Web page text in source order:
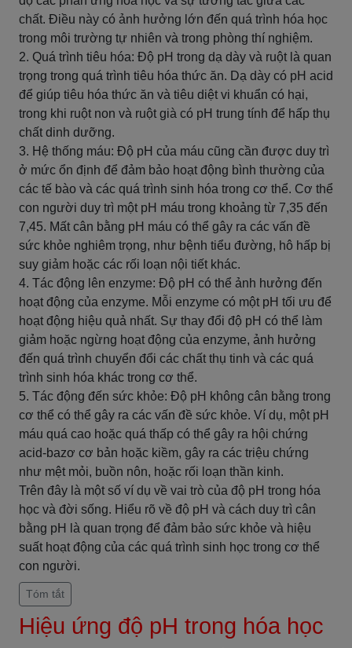
chất. Điều này có ảnh hưởng lớn đến quá trình hóa học
trong môi trường tự nhiên và trong phòng thí nghiệm.
2. Quá trình tiêu hóa: Độ pH trong dạ dày và ruột là quan
trọng trong quá trình tiêu hóa thức ăn. Dạ dày có pH acid
để giúp tiêu hóa thức ăn và tiêu diệt vi khuẩn có hại,
trong khi ruột non và ruột già có pH trung tính để hấp thụ
chất dinh dưỡng.
3. Hệ thống máu: Độ pH của máu cũng cần được duy trì
ở mức ổn định để đảm bảo hoạt động bình thường của
các tế bào và các quá trình sinh hóa trong cơ thể. Cơ thể
con người duy trì một pH máu trong khoảng từ 7,35 đến
7,45. Mất cân bằng pH máu có thể gây ra các vấn đề
sức khỏe nghiêm trọng, như bệnh tiểu đường, hô hấp bị
suy giảm hoặc các rối loạn nội tiết khác.
4. Tác động lên enzyme: Độ pH có thể ảnh hưởng đến
hoạt động của enzyme. Mỗi enzyme có một pH tối ưu để
hoạt động hiệu quả nhất. Sự thay đổi độ pH có thể làm
giảm hoặc ngừng hoạt động của enzyme, ảnh hưởng
đến quá trình chuyển đổi các chất thụ tinh và các quá
trình sinh hóa khác trong cơ thể.
5. Tác động đến sức khỏe: Độ pH không cân bằng trong
cơ thể có thể gây ra các vấn đề sức khỏe. Ví dụ, một pH
máu quá cao hoặc quá thấp có thể gây ra hội chứng
acid-bazơ cơ bản hoặc kiềm, gây ra các triệu chứng
như mệt mỏi, buồn nôn, hoặc rối loạn thần kinh.
Trên đây là một số ví dụ về vai trò của độ pH trong hóa
học và đời sống. Hiểu rõ về độ pH và cách duy trì cân
bằng pH là quan trọng để đảm bảo sức khỏe và hiệu
suất hoạt động của các quá trình sinh học trong cơ thể
con người.
Tóm tắt
Hiệu ứng độ pH trong hóa học